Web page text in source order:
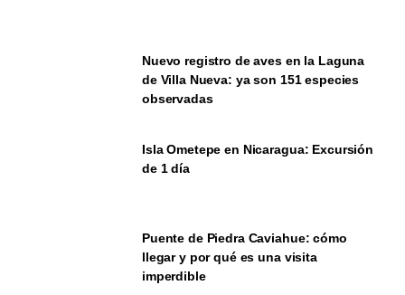
Nuevo registro de aves en la Laguna
de Villa Nueva: ya son 151 especies
observadas
Isla Ometepe en Nicaragua: Excursión
de 1 día
Puente de Piedra Caviahue: cómo
llegar y por qué es una visita
imperdible